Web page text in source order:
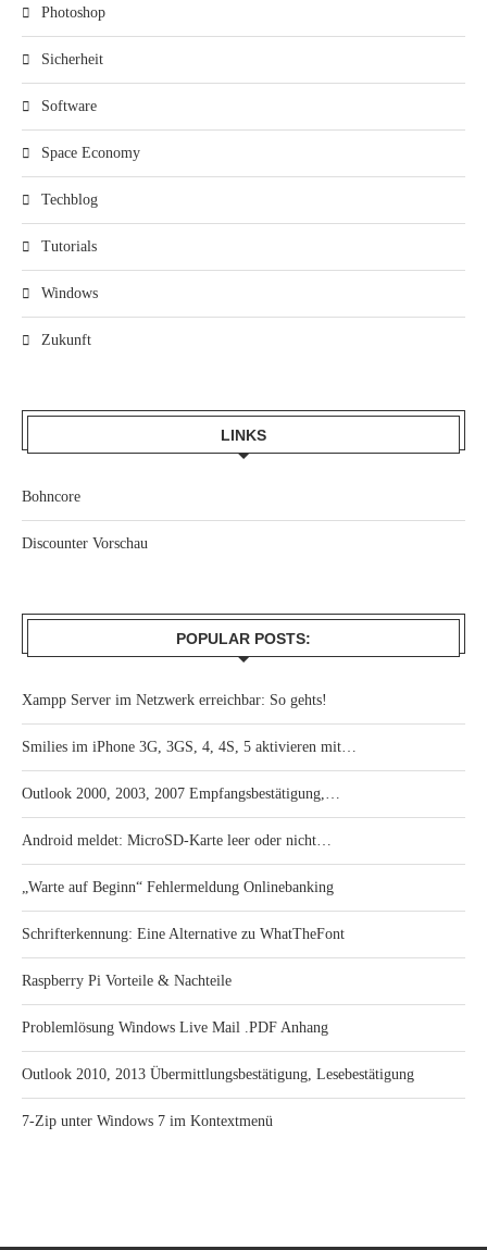
Photoshop
Sicherheit
Software
Space Economy
Techblog
Tutorials
Windows
Zukunft
LINKS
Bohncore
Discounter Vorschau
POPULAR POSTS:
Xampp Server im Netzwerk erreichbar: So gehts!
Smilies im iPhone 3G, 3GS, 4, 4S, 5 aktivieren mit…
Outlook 2000, 2003, 2007 Empfangsbestätigung,…
Android meldet: MicroSD-Karte leer oder nicht…
„Warte auf Beginn“ Fehlermeldung Onlinebanking
Schrifterkennung: Eine Alternative zu WhatTheFont
Raspberry Pi Vorteile & Nachteile
Problemlösung Windows Live Mail .PDF Anhang
Outlook 2010, 2013 Übermittlungsbestätigung, Lesebestätigung
7-Zip unter Windows 7 im Kontextmenü